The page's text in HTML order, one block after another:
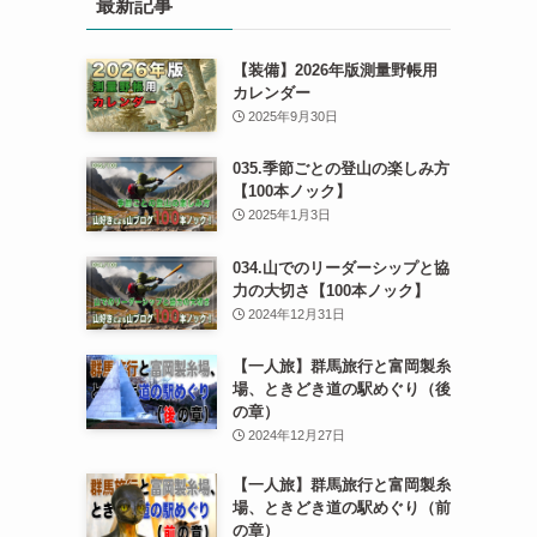
最新記事
【装備】2026年版測量野帳用
カレンダー
2025年9月30日
035.季節ごとの登山の楽しみ方
【100本ノック】
2025年1月3日
034.山でのリーダーシップと協
力の大切さ【100本ノック】
2024年12月31日
【一人旅】群馬旅行と富岡製糸
場、ときどき道の駅めぐり（後
の章）
2024年12月27日
【一人旅】群馬旅行と富岡製糸
場、ときどき道の駅めぐり（前
の章）